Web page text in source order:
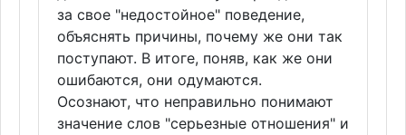
за свое "недостойное" поведение,
объяснять причины, почему же они так
поступают. В итоге, поняв, как же они
ошибаются, они одумаются.
Осознают, что неправильно понимают
значение слов "серьезные отношения" и